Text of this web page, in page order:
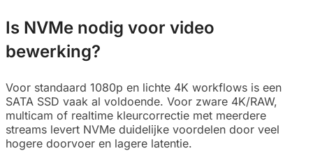
Is NVMe nodig voor video
bewerking?
Voor standaard 1080p en lichte 4K workflows is een
SATA SSD vaak al voldoende. Voor zware 4K/RAW,
multicam of realtime kleurcorrectie met meerdere
streams levert NVMe duidelijke voordelen door veel
hogere doorvoer en lagere latentie.